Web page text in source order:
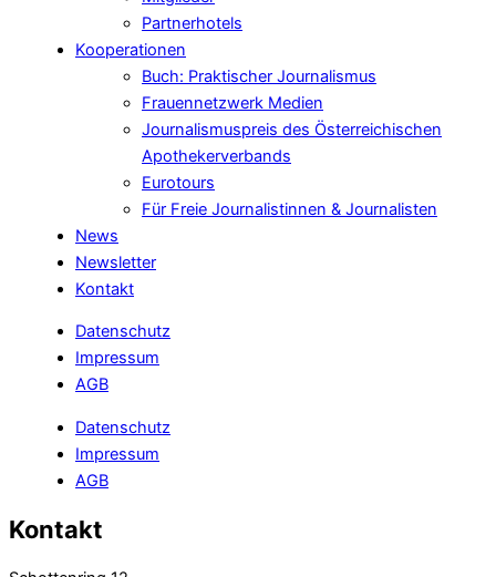
Partnerhotels
Kooperationen
Buch: Praktischer Journalismus
Frauennetzwerk Medien
Journalismuspreis des Österreichischen
Apothekerverbands
Eurotours
Für Freie Journalistinnen & Journalisten
News
Newsletter
Kontakt
Datenschutz
Impressum
AGB
Datenschutz
Impressum
AGB
Kontakt